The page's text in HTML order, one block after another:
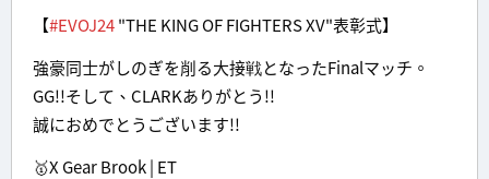
【#EVOJ24"THE KING OF FIGHTERS XV"表彰式】
強豪同士がしのぎを削る大接戦となったFinalマッチ。
GG!!そして、CLARKありがとう!!
誠におめでとうございます!!
🥇X Gear Brook | ET